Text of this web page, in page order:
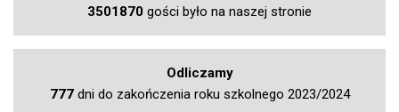
3501870 gości było na naszej stronie
Odliczamy
777dni do zakończenia roku szkolnego 2023/2024